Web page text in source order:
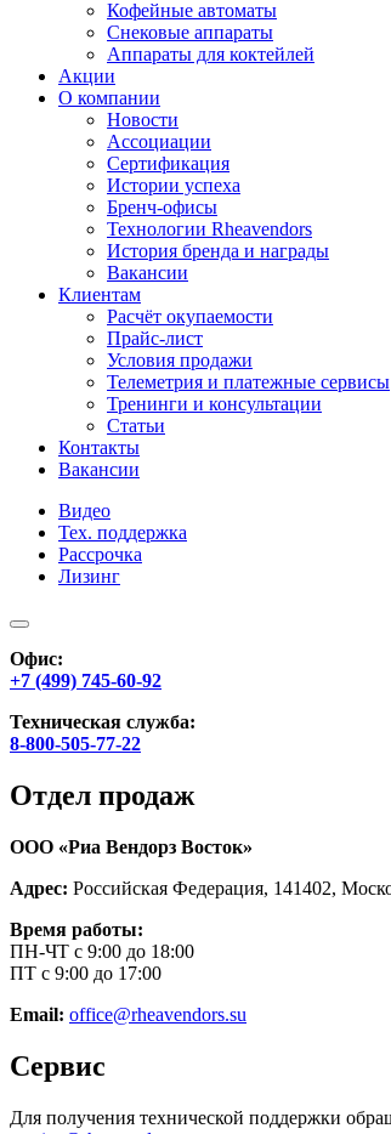
Кофейные автоматы
Снековые аппараты
Аппараты для коктейлей
Акции
О компании
Новости
Ассоциации
Сертификация
Истории успеха
Бренч-офисы
Технологии Rheavendors
История бренда и награды
Вакансии
Клиентам
Расчёт окупаемости
Прайс-лист
Условия продажи
Телеметрия и платежные сервисы
Тренинги и консультации
Статьи
Контакты
Вакансии
Видео
Тех. поддержка
Рассрочка
Лизинг
Офис:
+7 (499) 745-60-92
Техническая служба:
8-800-505-77-22
Отдел продаж
ООО «Риа Вендорз Восток»
Адрес: Российская Федерация, 141402,
Время работы:
ПН-ЧТ с 9:00 до 18:00
ПТ с 9:00 до 17:00
Email: office@rheavendors.su
Сервис
Для получения технической поддержки